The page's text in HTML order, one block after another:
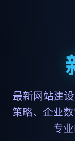
最新网站建
策略、企业
专